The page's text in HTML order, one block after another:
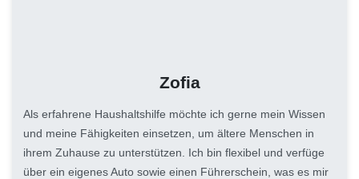
Zofia
Als erfahrene Haushaltshilfe möchte ich gerne mein Wissen
und meine Fähigkeiten einsetzen, um ältere Menschen in
ihrem Zuhause zu unterstützen. Ich bin flexibel und verfüge
über ein eigenes Auto sowie einen Führerschein, was es mir